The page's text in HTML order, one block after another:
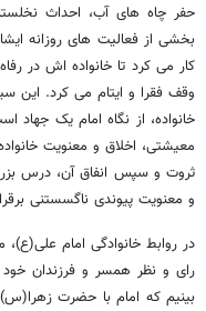
حفر چاه های آب، احداث
بخشی از فعالیت های روزانه
کار می کرد تا خانواده اش در
وقف فقرا و ایتام می کرد. این
خانواده، از نگاه امام یک
معیشتی، اخلاق و معنویت
ثروت و سپس انفاق آن، درس
و معنویت پیوندی ناگسستنی
در روابط خانوادگی امام
رای و نظر همسر و فرزندان
بینیم که امام با حضرت